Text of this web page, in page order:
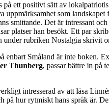
ett positivt sätt av
uppmärksamhet som
smittande. Det är intressant
platser han besökt. Ett par
under rubriken Nostalgia skrivit
enbart Småland är inte boken.
Thunberg, passar bättre in på
intresserad av att läsa
på hur rytmiskt hans språk är.